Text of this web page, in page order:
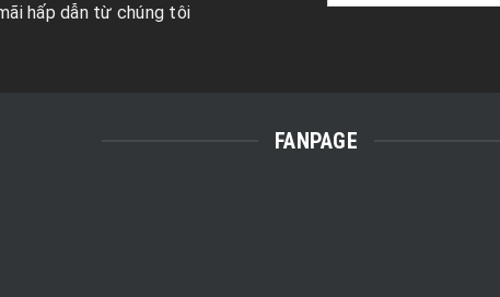
hấp dẫn từ chúng tôi
FANPAGE